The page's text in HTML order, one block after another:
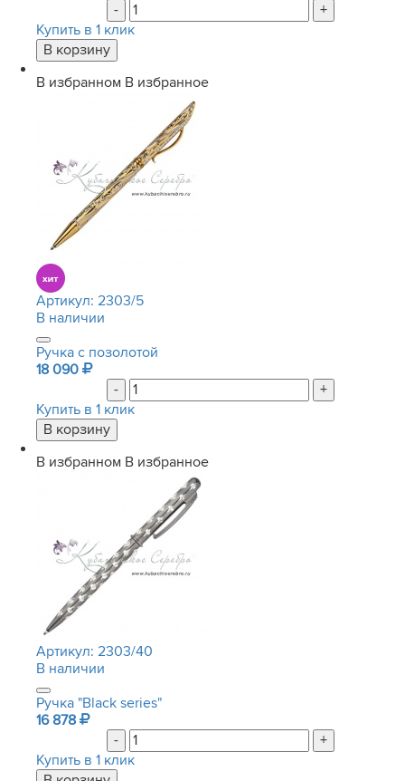
-
+
Купить в 1 клик
В избранном В избранное
Артикул: 2303/5
В наличии
Ручка с позолотой
18 090
-
+
Купить в 1 клик
В избранном В избранное
Артикул: 2303/40
В наличии
Ручка "Black series"
16 878
-
+
Купить в 1 клик